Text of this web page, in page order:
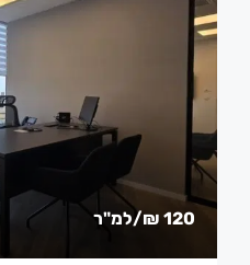
120 ₪ /למ"ר